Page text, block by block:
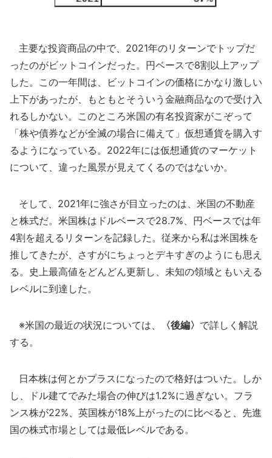
主要な投資商品の中で、2021年のリターンでトップだ
ったのがビットコインだった。円ベースで8割以上アップ
した。この一年間は、ビットコインの価格にかなり激しい
上下があったが、もともとそういう金融商品なので受け入
れるしかない。このところ米国の有名投資家がこぞって
「株や債券などが全滅の場合に備えて」仮想通貨を購入す
るようになっている。2022年には仮想通貨のマーケット
について、違った風景が見えてくるのではないか。
そして、2021年に強さが目立ったのは、米国の不動産
と株式だ。米国株はドルベースで28.7%、円ベースでは年
4割を超えるリターンを記録した。従来から私は米国株を
推してきたが、さすがにちょっとデキすぎのようにも思え
る。史上最高値をどんどん更新し、未知の領域ともいえる
レベルに到達した。
※米国の最近の状況については、 〈後編〉 で詳しく解説
する。
日本株は何とかプラスになったので格好はついた。しか
し、ドル建てでみた場合の伸びは1.2%に過ぎない。フラ
ンス株が22%、英国株が18%上がったのに比べると、先進
国の株式市場としては最低レベルである。